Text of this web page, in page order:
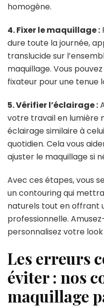
homogène.
4. Fixer le maquillage :
dure toute la journée,
translucide sur
maquillage. Vous
fixateur pour une tenue
5. Vérifier l’éclairage :
votre travail en lumière
éclairage similaire à
quotidien. Cela vous
ajuster le maquillage si
Avec ces étapes, vous
un contouring qui
naturels tout en offrant
professionnelle.
personnalisez votre
Les erreurs
éviter : nos
maquillage